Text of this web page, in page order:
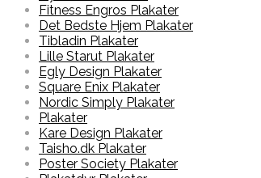
Fitness Engros Plakater
Det Bedste Hjem Plakater
Tibladin Plakater
Lille Starut Plakater
Egly Design Plakater
Square Enix Plakater
Nordic Simply Plakater
Plakater
Kare Design Plakater
Taisho.dk Plakater
Poster Society Plakater